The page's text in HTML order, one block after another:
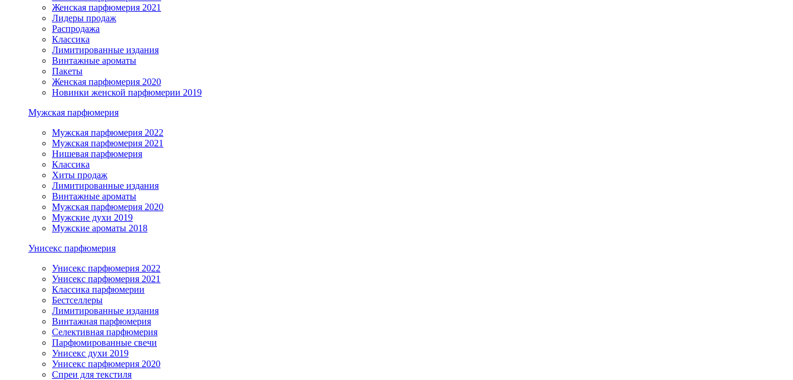
Женская парфюмерия 2021
Лидеры продаж
Распродажа
Классика
Лимитированные издания
Винтажные ароматы
Пакеты
Женская парфюмерия 2020
Новинки женской парфюмерии 2019
Мужская парфюмерия
Мужская парфюмерия 2022
Мужская парфюмерия 2021
Нишевая парфюмерия
Классика
Хиты продаж
Лимитированные издания
Винтажные ароматы
Мужская парфюмерия 2020
Мужские духи 2019
Мужские ароматы 2018
Унисекс парфюмерия
Унисекс парфюмерия 2022
Унисекс парфюмерия 2021
Классика парфюмерии
Бестселлеры
Лимитированные издания
Винтажная парфюмерия
Селективная парфюмерия
Парфюмированные свечи
Унисекс духи 2019
Унисекс парфюмерия 2020
Спреи для текстиля